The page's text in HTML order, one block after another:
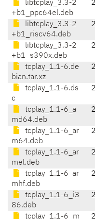
libtcplay_3.3-2
+b1_ppc64el.deb
libtcplay_3.3-2
+b1_riscv64.deb
libtcplay_3.3-2
+b1_s390x.deb
tcplay_1.1-6.de
bian.tar.xz
tcplay_1.1-6.ds
c
tcplay_1.1-6_a
md64.deb
tcplay_1.1-6_ar
m64.deb
tcplay_1.1-6_ar
mel.deb
tcplay_1.1-6_ar
mhf.deb
tcplay_1.1-6_i3
86.deb
tcplay_1.1-6_m